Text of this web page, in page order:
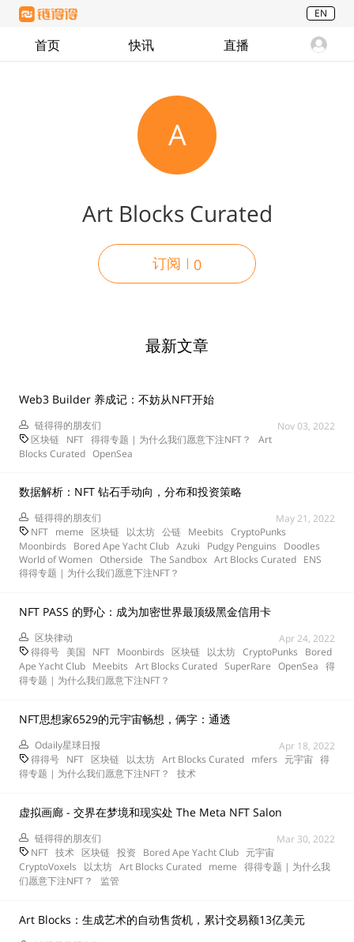
EN
首页 快讯 直播
A
Art Blocks Curated
订阅 0
最新文章
Web3 Builder 养成记：不妨从NFT开始
链得得的朋友们
Nov 03, 2022
区块链 NFT 得得专题 | 为什么我们愿意下注NFT？
Art
Blocks Curated OpenSea
数据解析：NFT 钻石手动向，分布和投资策略
链得得的朋友们
May 21, 2022
NFT meme 区块链 以太坊 公链 Meebits CryptoPunks
Moonbirds
Bored Ape Yacht Club Azuki Pudgy Penguins
Doodles
World of Women Otherside The Sandbox Art Blocks Curated ENS
得得专题 | 为什么我们愿意下注NFT？
NFT PASS 的野心：成为加密世界最顶级黑金信用卡
区块律动
Apr 24, 2022
得得号 美国 NFT Moonbirds 区块链 以太坊 CryptoPunks
Bored
Ape Yacht Club Meebits Art Blocks Curated SuperRare OpenSea 得
得专题 | 为什么我们愿意下注NFT？
NFT思想家6529的元宇宙畅想，俩字：通透
Odaily星球日报
Apr 18, 2022
得得号 NFT 区块链 以太坊 Art Blocks Curated mfers 元宇宙 得
得专题 | 为什么我们愿意下注NFT？
技术
虚拟画廊 - 交界在梦境和现实处 The Meta NFT Salon
链得得的朋友们
Mar 30, 2022
NFT 技术 区块链 投资 Bored Ape Yacht Club 元宇宙
CryptoVoxels
以太坊 Art Blocks Curated meme 得得专题 | 为什么我
们愿意下注NFT？
监管
Art Blocks：生成艺术的自动售货机，累计交易额13亿美元